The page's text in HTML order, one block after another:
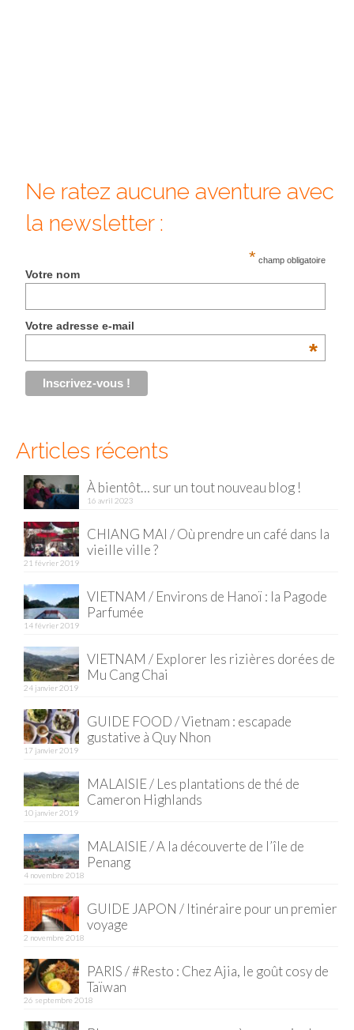
Ne ratez aucune aventure avec
la newsletter :
* champ obligatoire
Votre nom
Votre adresse e-mail
*
Articles récents
À bientôt… sur un tout nouveau blog !
16 avril 2023
CHIANG MAI / Où prendre un café dans la
vieille ville ?
21 février 2019
VIETNAM / Environs de Hanoï : la Pagode
Parfumée
14 février 2019
VIETNAM / Explorer les rizières dorées de
Mu Cang Chai
24 janvier 2019
GUIDE FOOD / Vietnam : escapade
gustative à Quy Nhon
17 janvier 2019
MALAISIE / Les plantations de thé de
Cameron Highlands
10 janvier 2019
MALAISIE / A la découverte de l’île de
Penang
4 novembre 2018
GUIDE JAPON / Itinéraire pour un premier
voyage
2 novembre 2018
PARIS / #Resto : Chez Ajia, le goût cosy de
Taïwan
26 septembre 2018